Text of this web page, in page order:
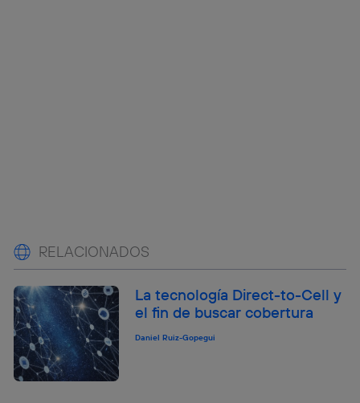
RELACIONADOS
La tecnología Direct-to-Cell y
el fin de buscar cobertura
Daniel Ruiz-Gopegui